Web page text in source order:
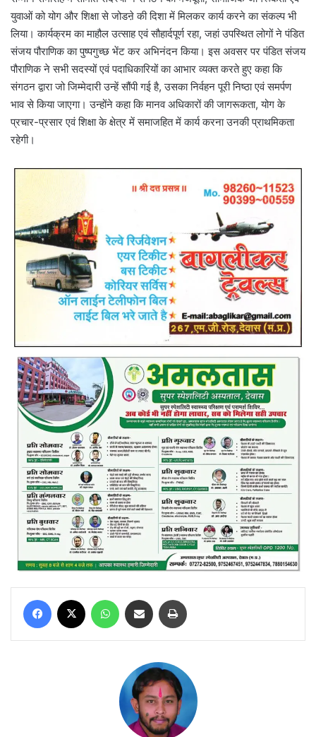
युवाओं को योग और शिक्षा से जोडऩे की दिशा में मिलकर कार्य करने का संकल्प भी
लिया। कार्यक्रम का माहौल उत्साह एवं सौहार्दपूर्ण रहा, जहां उपस्थित लोगों ने पंडित
संजय पौराणिक का पुष्पगुच्छ भेंट कर अभिनंदन किया। इस अवसर पर पंडित संजय
पौराणिक ने सभी सदस्यों एवं पदाधिकारियों का आभार व्यक्त करते हुए कहा कि
संगठन द्वारा जो जिम्मेदारी उन्हें सौंपी गई है, उसका निर्वहन पूरी निष्ठा एवं समर्पण
भाव से किया जाएगा। उन्होंने कहा कि मानव अधिकारों की जागरूकता, योग के
प्रचार-प्रसार एवं शिक्षा के क्षेत्र में समाजहित में कार्य करना उनकी प्राथमिकता
रहेगी।
Facebook WhatsAppShare via Email